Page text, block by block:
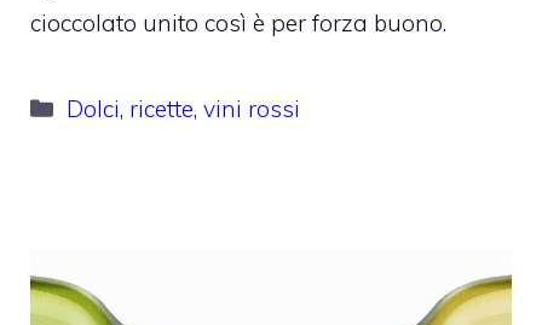
cioccolato unito così è per forza buono.
Categorie
Dolci, ricette,vini rossi